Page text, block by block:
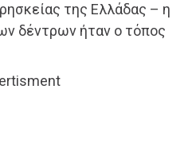
της Ελλάδας – η
δέντρων ήταν ο τόπος